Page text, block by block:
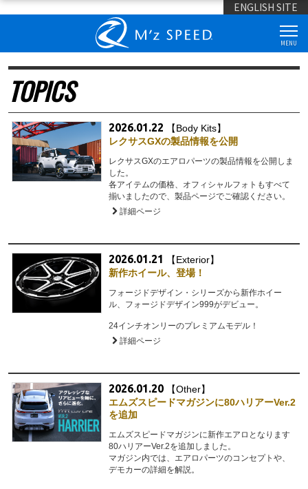
ENGLISH SITE
MENU
TOPICS
2026.01.22
【Body Kits】
レクサスGXの製品情報を公開
レクサスGXのエアロパーツの製品情報を公開しま
した。
各アイテムの価格、オフィシャルフォトもすべて
揃いましたので、製品ページでご確認ください。
詳細ページ
2026.01.21
【Exterior】
新作ホイール、登場！
フォージドデザイン・シリーズから新作ホイー
ル、フォージドデザイン999がデビュー。
24インチオンリーのプレミアムモデル！
詳細ページ
2026.01.20
【Other】
エムズスピードマガジンに80ハリアーVer.2
を追加
エムズスピードマガジンに新作エアロとなります
80ハリアーVer.2を追加しました。
マガジン内では、エアロパーツのコンセプトや、
デモカーの詳細を解説。